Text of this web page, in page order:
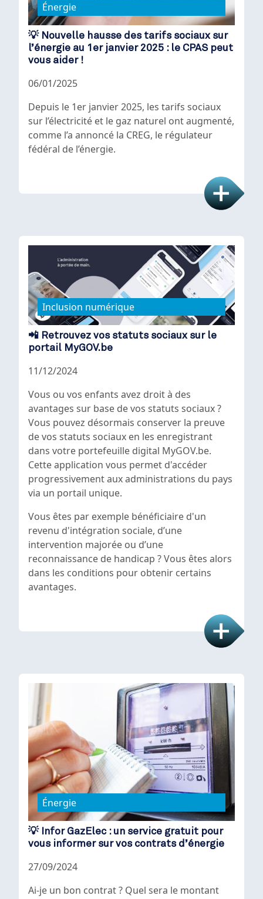
Énergie
💡 Nouvelle hausse des tarifs sociaux sur
l’énergie au 1er janvier 2025 : le CPAS peut
vous aider !
06/01/2025
Depuis le 1er janvier 2025, les tarifs sociaux
sur l’électricité et le gaz naturel ont augmenté,
comme l’a annoncé la CREG, le régulateur
fédéral de l’énergie.
Inclusion numérique
📲 Retrouvez vos statuts sociaux sur le
portail MyGOV.be
11/12/2024
Vous ou vos enfants avez droit à des
avantages sur base de vos statuts sociaux ?
Vous pouvez désormais conserver la preuve
de vos statuts sociaux en les enregistrant
dans votre portefeuille digital MyGOV.be.
Cette application vous permet d'accéder
progressivement aux administrations du pays
via un portail unique.
Vous êtes par exemple bénéficiaire d'un
revenu d'intégration sociale, d’une
intervention majorée ou d’une
reconnaissance de handicap ? Vous êtes alors
dans les conditions pour obtenir certains
avantages.
Énergie
💡 Infor GazElec : un service gratuit pour
vous informer sur vos contrats d’énergie
27/09/2024
Ai-je un bon contrat ? Quel sera le montant